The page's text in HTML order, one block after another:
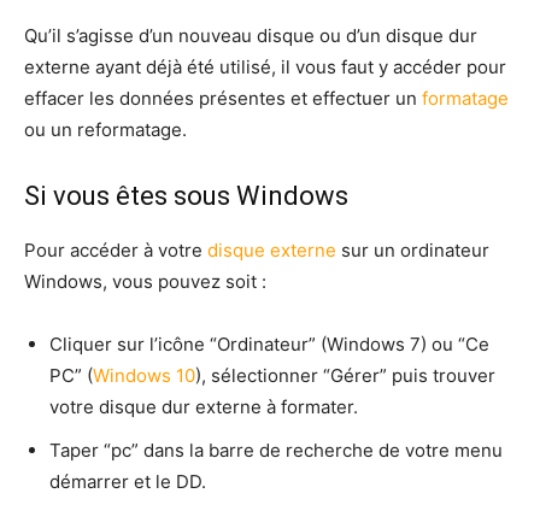
Qu’il s’agisse d’un nouveau disque ou d’un disque dur
externe ayant déjà été utilisé, il vous faut y accéder pour
effacer les données présentes et effectuer un formatage
ou un reformatage.
Si vous êtes sous Windows
Pour accéder à votre disque externe sur un ordinateur
Windows, vous pouvez soit :
Cliquer sur l’icône “Ordinateur” (Windows 7) ou “Ce
PC” (Windows 10), sélectionner “Gérer” puis trouver
votre disque dur externe à formater.
Taper “pc” dans la barre de recherche de votre menu
démarrer et le DD.